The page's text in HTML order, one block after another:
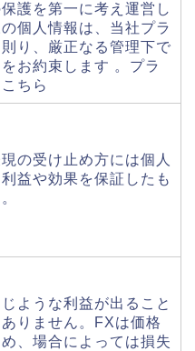
護を第一に考え運営し
個人情報は、当社プラ
り、厳正なる管理下で
お約束します 。プラ
ちら
の受け止め方には個人
益や効果を保証したも
ような利益が出ること
りません。FXは価格
、場合によっては損失